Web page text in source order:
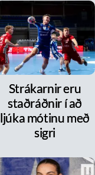
Strákarnir eru
staðráðnir í að
ljúka mótinu með
sigri